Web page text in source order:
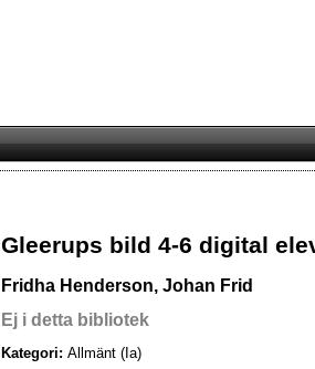
Gleerups bild 4-6 digital
Fridha Henderson, Johan Frid
Ej i detta bibliotek
Kategori: Allmänt (Ia)